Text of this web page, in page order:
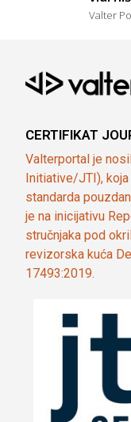
Valter
CERTIFIKAT
Valterportal je
Initiative/JTI),
standarda
je na inicijativu
stručnjaka pod
revizorska kuća
17493:2019.